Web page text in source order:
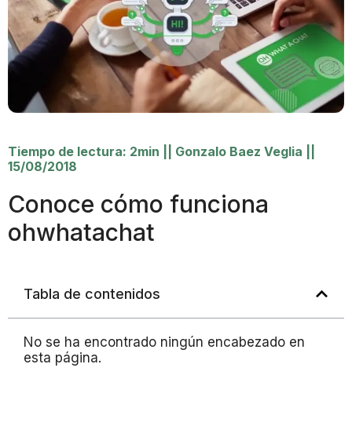
Tiempo de lectura: 2min Gonzalo Baez Veglia
15/08/2018
Conoce cómo funciona
ohwhatachat
Tabla de contenidos
No se ha encontrado ningún encabezado en
esta página.